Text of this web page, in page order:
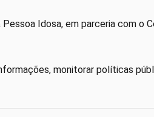
Idosa, em parceria com o
monitorar políticas